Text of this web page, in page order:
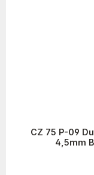
CZ 75 P-09
4,5mm